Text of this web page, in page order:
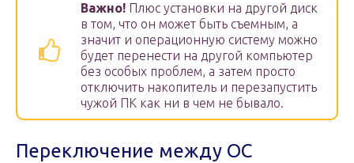
Важно! Плюс установки на другой диск
в том, что он может быть съемным, а
значит и операционную систему можно
будет перенести на другой компьютер
без особых проблем, а затем просто
отключить накопитель и перезапустить
чужой ПК как ни в чем не бывало.
Переключение между OC